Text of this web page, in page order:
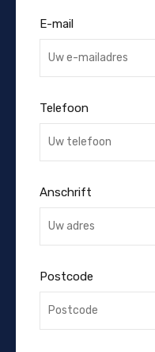
E-mail
Telefoon
Anschrift
Postcode